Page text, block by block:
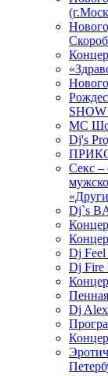
MC
Dj's
Секс
Dj`s
Dj
Dj Fire
Dj